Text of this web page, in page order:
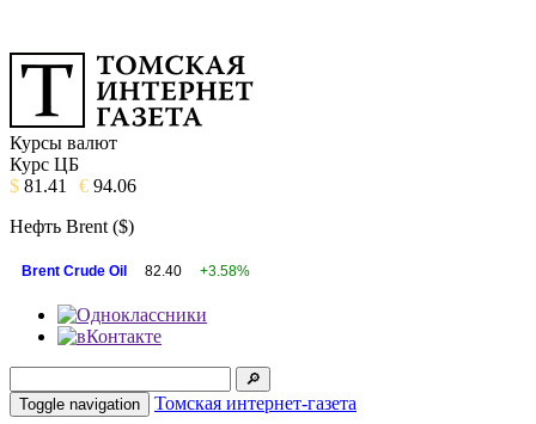
Курсы валют
Курс ЦБ
$ 81.41 € 94.06
Нефть Brent ($)
Brent Crude Oil 82.40 +3.58%
Toggle navigation Томская интернет-газета